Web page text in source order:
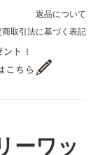
返品について
商取引法に基づく表記
ーワッ